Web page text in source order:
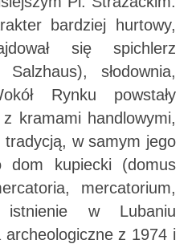
bardziej hurtowy,
się spichlerz
słodownia,
Rynku powstały
kramami handlowymi,
w samym jego
dom kupiecki (domus
mercatorium,
istnienie w Lubaniu
archeologiczne z 1974 i